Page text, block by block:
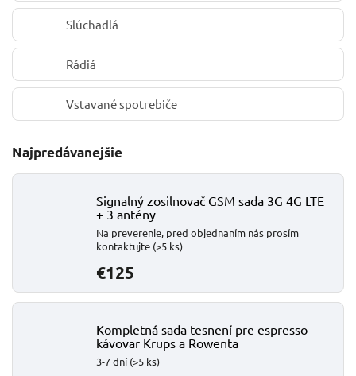
Slúchadlá
Rádiá
Vstavané spotrebiče
Najpredávanejšie
Signalný zosilnovač GSM sada 3G 4G LTE
+ 3 antény
Na preverenie, pred objednaním nás prosím
kontaktujte (>5 ks)
€125
Kompletná sada tesnení pre espresso
kávovar Krups a Rowenta
3-7 dní (>5 ks)